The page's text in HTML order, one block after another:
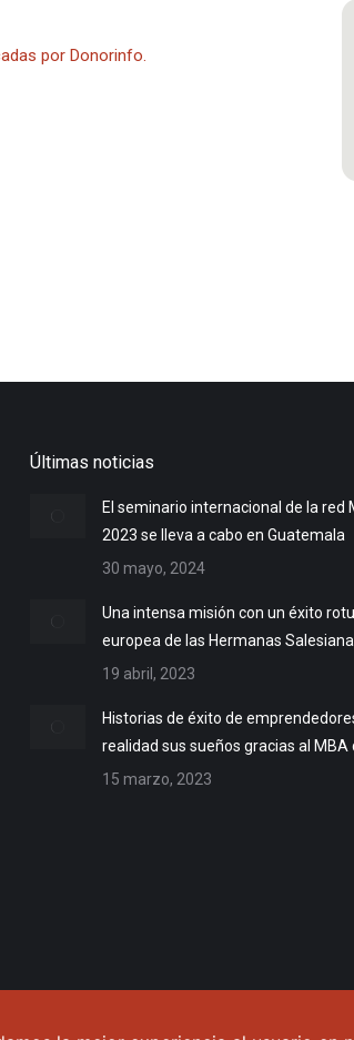
por Donorinfo.
Últimas noticias
El seminario internacional de la red
2023 se lleva a cabo en Guatemala
30 mayo, 2024
Una intensa misión con un éxito
europea de las Hermanas
19 abril, 2023
Historias de éxito de
realidad sus sueños gracias al MBA
15 marzo, 2023